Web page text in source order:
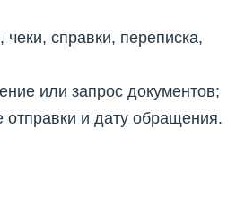
справки, переписка,
или запрос документов;
отправки и дату обращения.